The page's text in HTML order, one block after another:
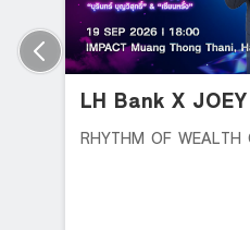
LH Bank X
RHYTHM OF WEALTH